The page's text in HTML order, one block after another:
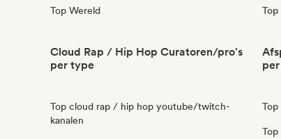
Top Wereld Top
Cloud Rap / Hip Hop Curatoren/pro's
per type
Top cloud rap / hip hop youtube/twitch-
kanalen